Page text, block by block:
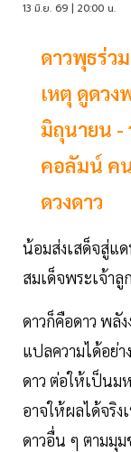
13 มิ.ย. 69 | 20:00 น.
ดาวพุธร่ว
เหตุ ดูดว
มิถุนายน -
คอลัมน์ ค
ดวงดาว
น้อมส่งเสด็จสู่แ
สมเด็จพระเจ้าลู
ดาวก็คือดาว พลั
แปลความได้อย่
ดาว ต่อให้เป็นม
อาจให้ผลได้จริง
ดาวอื่น ๆ ตามมุม